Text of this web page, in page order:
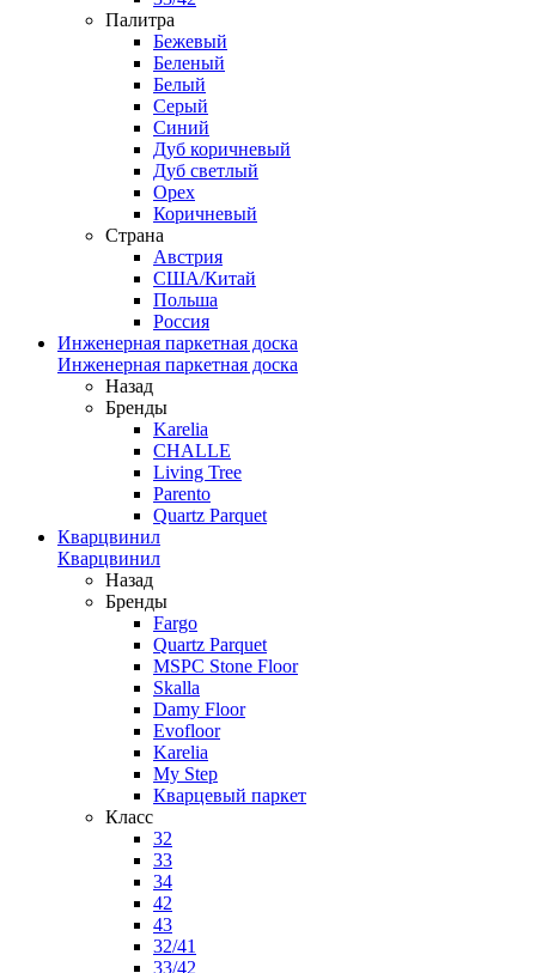
Палитра
Бежевый
Беленый
Белый
Серый
Синий
Дуб коричневый
Дуб светлый
Орех
Коричневый
Страна
Австрия
США/Китай
Польша
Россия
Инженерная паркетная доска
Инженерная паркетная доска
Назад
Бренды
Karelia
CHALLE
Living Tree
Parento
Quartz Parquet
Кварцвинил
Кварцвинил
Назад
Бренды
Fargo
Quartz Parquet
MSPC Stone Floor
Skalla
Damy Floor
Evofloor
Karelia
My Step
Кварцевый паркет
Класс
32
33
34
42
43
32/41
33/42